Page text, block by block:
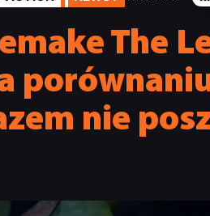
The
nie